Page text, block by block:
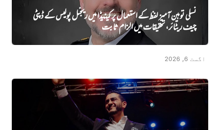
نسلی توہین آمیز لفظ کے استعمال پر کینیڈا میں ریجنل پولیس کے ڈپٹی
چیف ریٹائر، تحقیقات میں الزام ثابت
اگست 6, 2026